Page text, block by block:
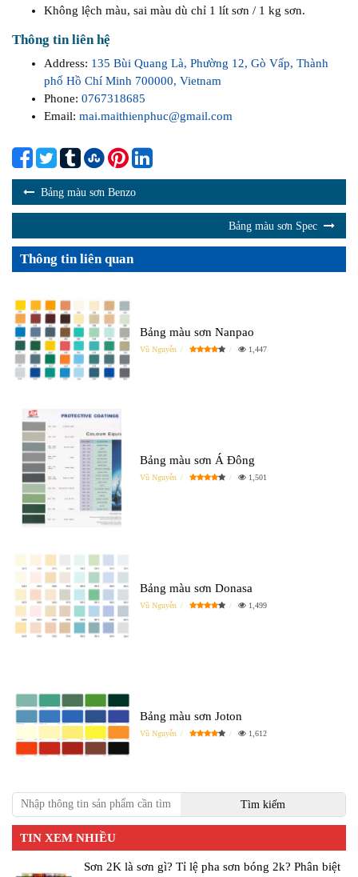
Không lệch màu, sai màu dù chỉ 1 lít sơn / 1 kg sơn.
Thông tin liên hệ
Address: 135 Bùi Quang Là, Phường 12, Gò Vấp, Thành
phố Hồ Chí Minh 700000, Vietnam
Phone: 0767318685
Email: mai.maithienphuc@gmail.com
Bảng màu sơn Benzo
Bảng màu sơn Spec
Thông tin liên quan
Bảng màu sơn Nanpao
Vũ Nguyễn 1,447
Bảng màu sơn Á Đông
Vũ Nguyễn 1,501
Bảng màu sơn Donasa
Vũ Nguyễn 1,499
Bảng màu sơn Joton
Vũ Nguyễn 1,612
TIN XEM NHIỀU
Sơn 2K là sơn gì? Tỉ lệ pha sơn bóng 2k? Phân biệt